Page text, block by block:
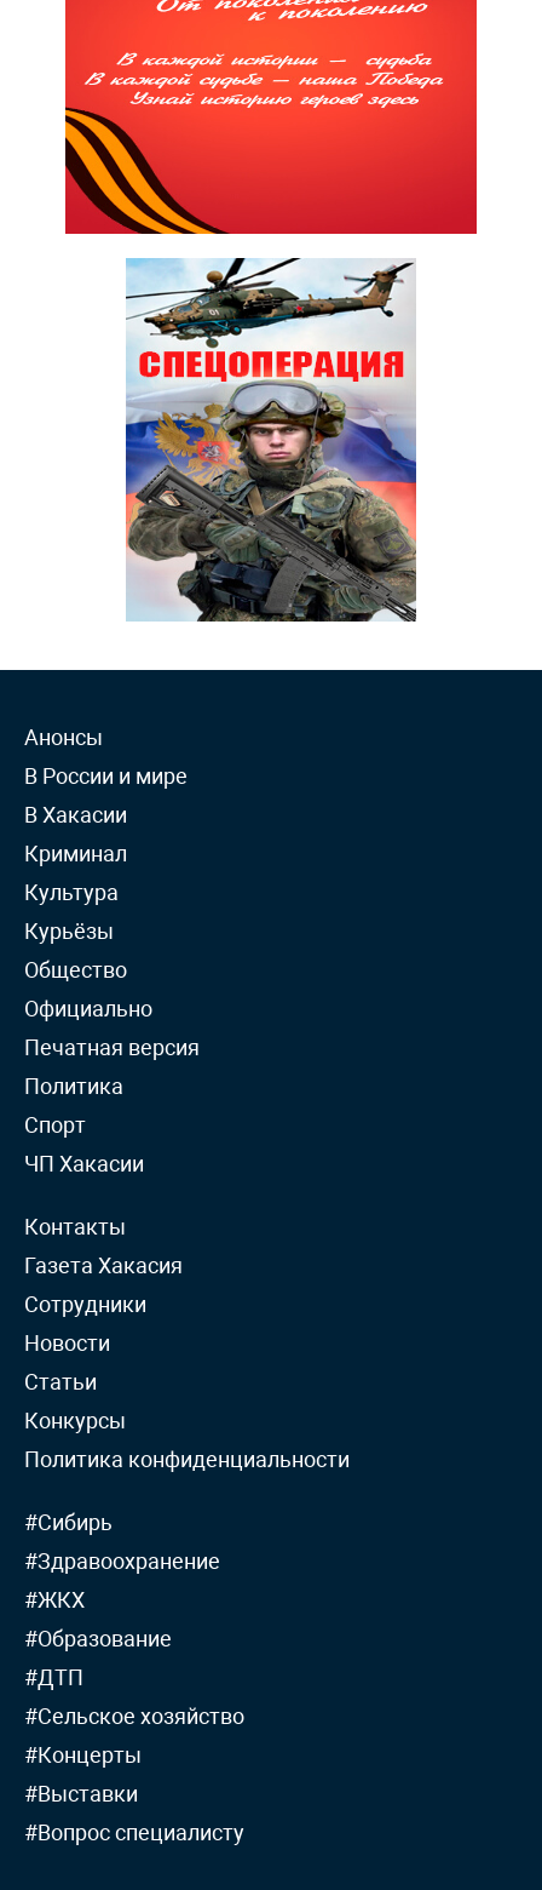
Анонсы
В России и мире
В Хакасии
Криминал
Культура
Курьёзы
Общество
Официально
Печатная версия
Политика
Спорт
ЧП Хакасии
Контакты
Газета Хакасия
Сотрудники
Новости
Статьи
Конкурсы
Политика конфиденциальности
#Сибирь
#Здравоохранение
#ЖКХ
#Образование
#ДТП
#Сельское хозяйство
#Концерты
#Выставки
#Вопрос специалисту